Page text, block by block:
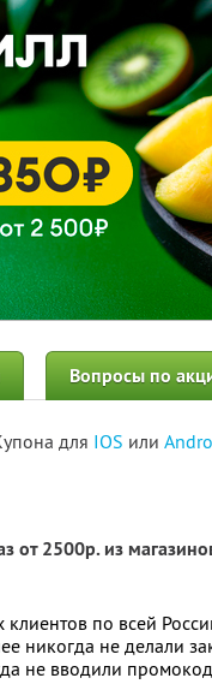
Вопросы по
для IOS или
от 2500р. из
по всей
никогда не делали
не вводили